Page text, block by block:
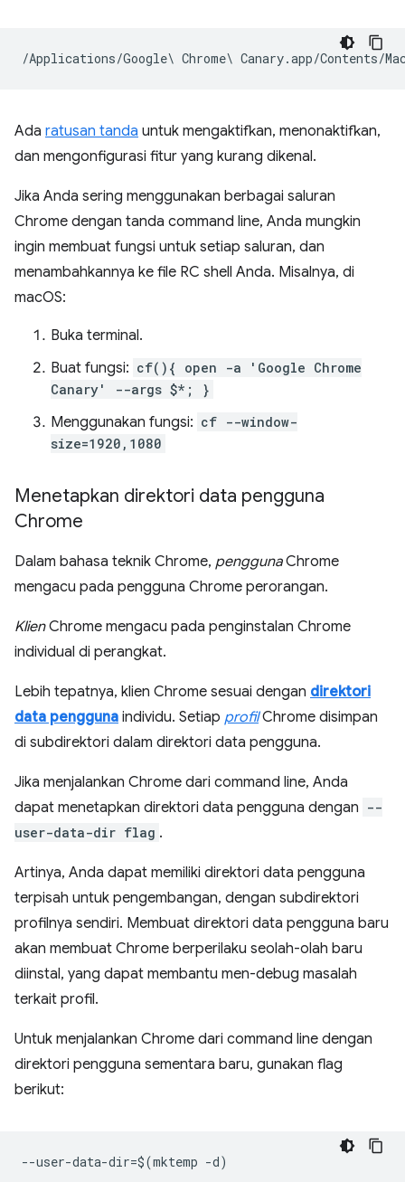
Ada ratusan tanda untuk mengaktifkan, menonaktifkan,
dan mengonfigurasi fitur yang kurang dikenal.
Jika Anda sering menggunakan berbagai saluran
Chrome dengan tanda command line, Anda mungkin
ingin membuat fungsi untuk setiap saluran, dan
menambahkannya ke file RC shell Anda. Misalnya, di
macOS:
Buka terminal.
Buat fungsi: cf(){ open -a 'Google Chrome
Canary' --args $*; }
Menggunakan fungsi: cf --window-
size=1920,1080
Menetapkan direktori data pengguna
Chrome
Dalam bahasa teknik Chrome, penggunaChrome
mengacu pada pengguna Chrome perorangan.
KlienChrome mengacu pada penginstalan Chrome
individual di perangkat.
Lebih tepatnya, klien Chrome sesuai dengan direktori
data pengguna individu. Setiap profilChrome disimpan
di subdirektori dalam direktori data pengguna.
Jika menjalankan Chrome dari command line, Anda
dapat menetapkan direktori data pengguna dengan --
user-data-dir flag .
Artinya, Anda dapat memiliki direktori data pengguna
terpisah untuk pengembangan, dengan subdirektori
profilnya sendiri. Membuat direktori data pengguna baru
akan membuat Chrome berperilaku seolah-olah baru
diinstal, yang dapat membantu men-debug masalah
terkait profil.
Untuk menjalankan Chrome dari command line dengan
direktori pengguna sementara baru, gunakan flag
berikut: